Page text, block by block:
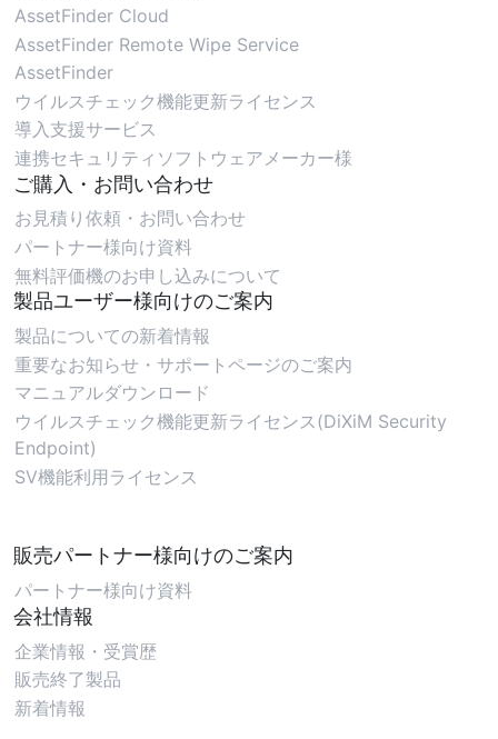
AssetFinder Cloud
AssetFinder Remote Wipe Service
AssetFinder
ウイルスチェック機能更新ライセンス
導入支援サービス
連携セキュリティソフトウェアメーカー様
ご購入・お問い合わせ
お見積り依頼・お問い合わせ
パートナー様向け資料
無料評価機のお申し込みについて
製品ユーザー様向けのご案内
製品についての新着情報
重要なお知らせ・サポートページのご案内
マニュアルダウンロード
ウイルスチェック機能更新ライセンス(DiXiM Security
Endpoint)
SV機能利用ライセンス
販売パートナー様向けのご案内
パートナー様向け資料
会社情報
企業情報・受賞歴
販売終了製品
新着情報